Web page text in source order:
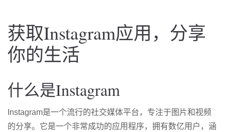
获取Instagram应用，分享
你的生活
什么是Instagram
Instagram是一个流行的社交媒体平台，专注于图片和视频
的分享。它是一个非常成功的应用程序，拥有数亿用户，涵